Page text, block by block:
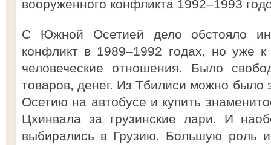
вооруженного конфликта 1992–1993
С Южной Осетией дело обстояло
конфликт в 1989–1992 годах, но уже
человеческие отношения. Было
товаров, денег. Из Тбилиси можно
Осетию на автобусе и купить
Цхинвала за грузинские лари. И
выбирались в Грузию. Большую роль